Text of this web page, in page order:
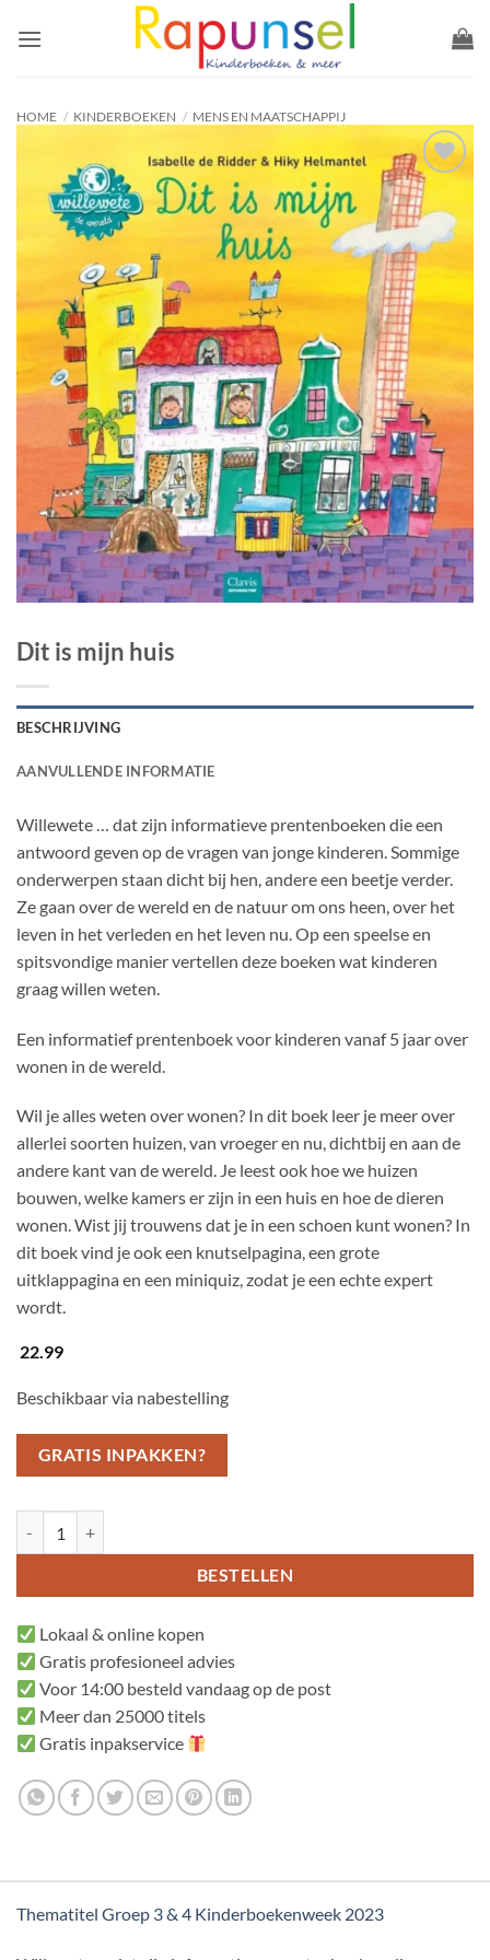
naar
HOME / KINDERBOEKEN / MENS EN MAATSCHAPPIJ
Dit is mijn huis
BESCHRIJVING
AANVULLENDE INFORMATIE
Willewete … dat zijn informatieve prentenboeken die een
antwoord geven op de vragen van jonge kinderen. Sommige
onderwerpen staan dicht bij hen, andere een beetje verder.
Ze gaan over de wereld en de natuur om ons heen, over het
leven in het verleden en het leven nu. Op een speelse en
spitsvondige manier vertellen deze boeken wat kinderen
graag willen weten.
Een informatief prentenboek voor kinderen vanaf 5 jaar over
wonen in de wereld.
Wil je alles weten over wonen? In dit boek leer je meer over
allerlei soorten huizen, van vroeger en nu, dichtbij en aan de
andere kant van de wereld. Je leest ook hoe we huizen
bouwen, welke kamers er zijn in een huis en hoe de dieren
wonen. Wist jij trouwens dat je in een schoen kunt wonen? In
dit boek vind je ook een knutselpagina, een grote
uitklappagina en een miniquiz, zodat je een echte expert
wordt.
22.99
Beschikbaar via nabestelling
GRATIS INPAKKEN?
BESTELLEN
Lokaal & online kopen
Gratis profesioneel advies
Voor 14:00 besteld vandaag op de post
Meer dan 25000 titels
Gratis inpakservice
Thematitel Groep 3 & 4 Kinderboekenweek 2023